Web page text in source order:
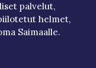
palvelut,
helmet,
Saimaalle.